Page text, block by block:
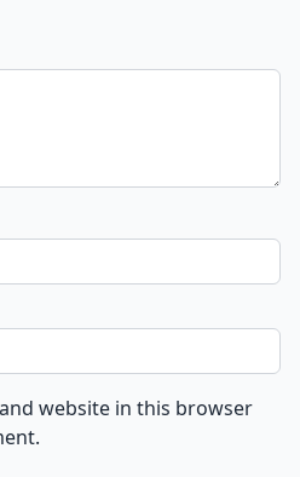
website in this browser